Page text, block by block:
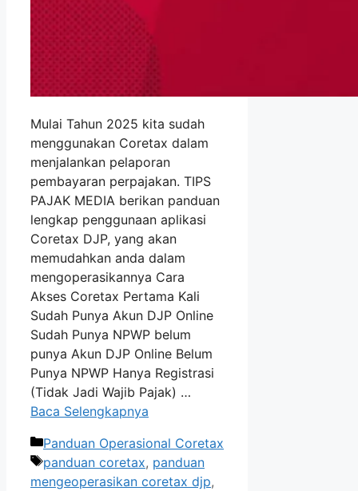
Mulai Tahun 2025 kita sudah
menggunakan Coretax dalam
menjalankan pelaporan
pembayaran perpajakan. TIPS
PAJAK MEDIA berikan panduan
lengkap penggunaan aplikasi
Coretax DJP, yang akan
memudahkan anda dalam
mengoperasikannya Cara
Akses Coretax Pertama Kali
Sudah Punya Akun DJP Online
Sudah Punya NPWP belum
punya Akun DJP Online Belum
Punya NPWP Hanya Registrasi
(Tidak Jadi Wajib Pajak) …
Baca Selengkapnya
Kategori
Panduan Operasional Coretax
Tag
panduan coretax, panduan
mengeoperasikan coretax djp,